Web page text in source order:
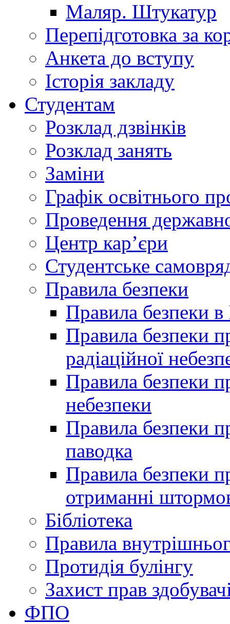
Маляр. Штукатур
Перепідготовка за
Анкета до вступу
Історія закладу
Студентам
Розклад дзвінків
Розклад занять
Заміни
Графік освітнього
Проведення
Центр кар’єри
Студентське
Правила безпеки
Правила безпеки в
Правила безпеки
радіаційної
Правила безпеки
небезпеки
Правила безпеки
паводка
Правила безпеки
отриманні
Бібліотека
Правила
Протидія булінгу
Захист прав
ФПО